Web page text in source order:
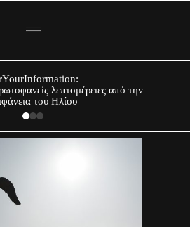
λεπτομέρειες από την
του Ηλίου